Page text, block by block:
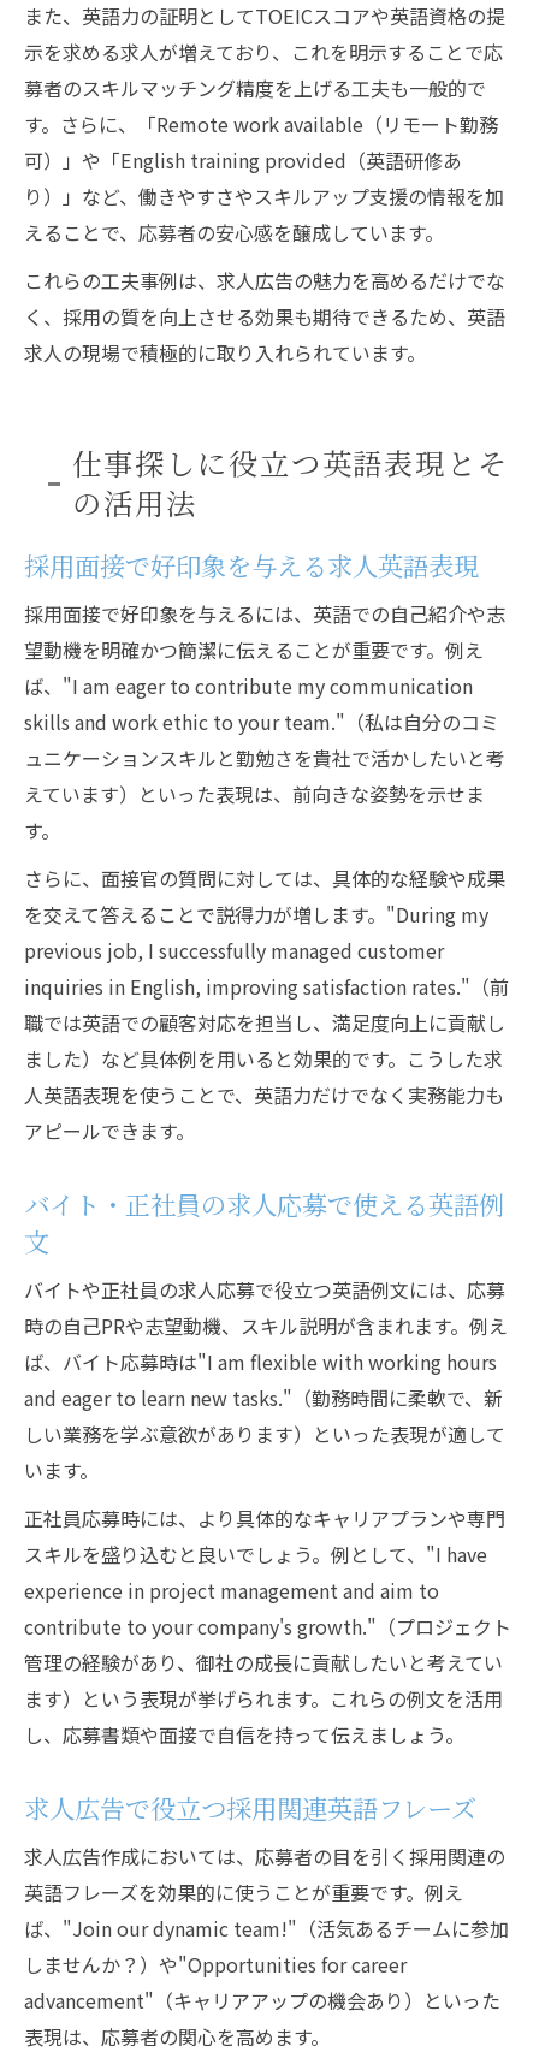
また、英語力の証明としてTOEICスコアや英語資格の提
示を求める求人が増えており、これを明示することで応
募者のスキルマッチング精度を上げる工夫も一般的で
す。さらに、「Remote work available（リモート勤務
可）」や「English training provided（英語研修あ
り）」など、働きやすさやスキルアップ支援の情報を加
えることで、応募者の安心感を醸成しています。
これらの工夫事例は、求人広告の魅力を高めるだけでな
く、採用の質を向上させる効果も期待できるため、英語
求人の現場で積極的に取り入れられています。
仕事探しに役立つ英語表現とそ
の活用法
採用面接で好印象を与える求人英語表現
採用面接で好印象を与えるには、英語での自己紹介や志
望動機を明確かつ簡潔に伝えることが重要です。例え
ば、"I am eager to contribute my communication
skills and work ethic to your team."（私は自分のコミ
ュニケーションスキルと勤勉さを貴社で活かしたいと考
えています）といった表現は、前向きな姿勢を示せま
す。
さらに、面接官の質問に対しては、具体的な経験や成果
を交えて答えることで説得力が増します。"During my
previous job, I successfully managed customer
inquiries in English, improving satisfaction rates."（前
職では英語での顧客対応を担当し、満足度向上に貢献し
ました）など具体例を用いると効果的です。こうした求
人英語表現を使うことで、英語力だけでなく実務能力も
アピールできます。
バイト・正社員の求人応募で使える英語例
文
バイトや正社員の求人応募で役立つ英語例文には、応募
時の自己PRや志望動機、スキル説明が含まれます。例え
ば、バイト応募時は"I am flexible with working hours
and eager to learn new tasks."（勤務時間に柔軟で、新
しい業務を学ぶ意欲があります）といった表現が適して
います。
正社員応募時には、より具体的なキャリアプランや専門
スキルを盛り込むと良いでしょう。例として、"I have
experience in project management and aim to
contribute to your company's growth."（プロジェクト
管理の経験があり、御社の成長に貢献したいと考えてい
ます）という表現が挙げられます。これらの例文を活用
し、応募書類や面接で自信を持って伝えましょう。
求人広告で役立つ採用関連英語フレーズ
求人広告作成においては、応募者の目を引く採用関連の
英語フレーズを効果的に使うことが重要です。例え
ば、"Join our dynamic team!"（活気あるチームに参加
しませんか？）や"Opportunities for career
advancement"（キャリアアップの機会あり）といった
表現は、応募者の関心を高めます。